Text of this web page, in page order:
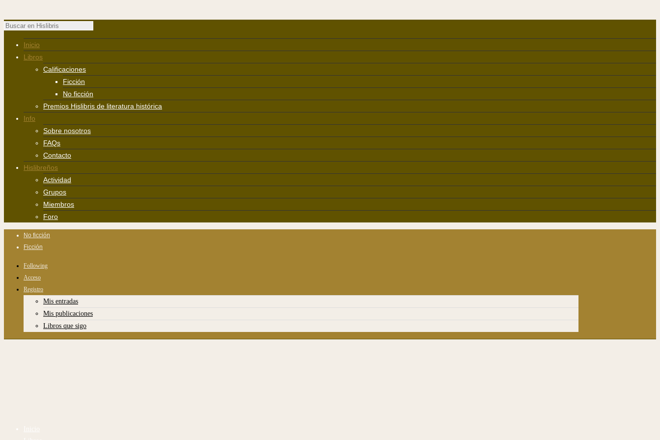
Inicio
Libros
Calificaciones
Ficción
No ficción
Premios Hislibris de literatura histórica
Info
Sobre nosotros
FAQs
Contacto
Hislibreños
Actividad
Grupos
Miembros
Foro
No ficción
Ficción
Following
Acceso
Registro
Mis entradas
Mis publicaciones
Libros que sigo
Inicio